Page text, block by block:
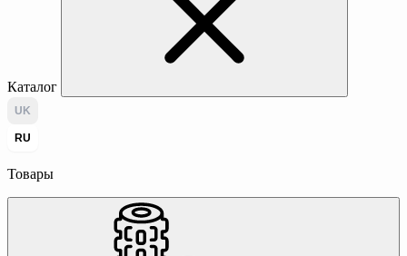
Каталог
UK
RU
Товары